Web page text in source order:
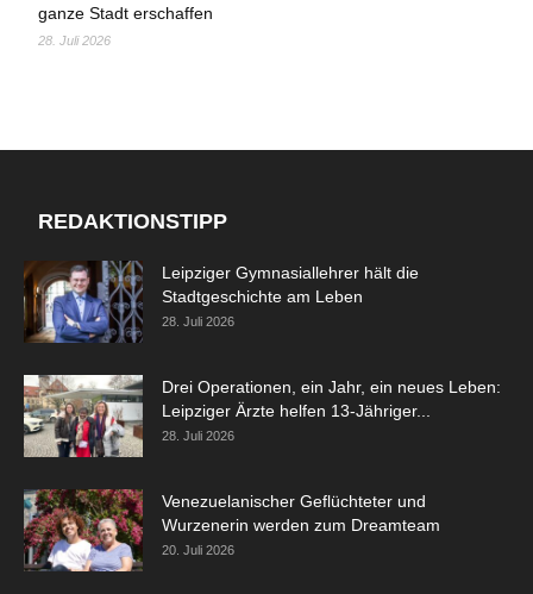
ganze Stadt erschaffen
28. Juli 2026
REDAKTIONSTIPP
Leipziger Gymnasiallehrer hält die
Stadtgeschichte am Leben
28. Juli 2026
Drei Operationen, ein Jahr, ein neues Leben:
Leipziger Ärzte helfen 13-Jähriger...
28. Juli 2026
Venezuelanischer Geflüchteter und
Wurzenerin werden zum Dreamteam
20. Juli 2026